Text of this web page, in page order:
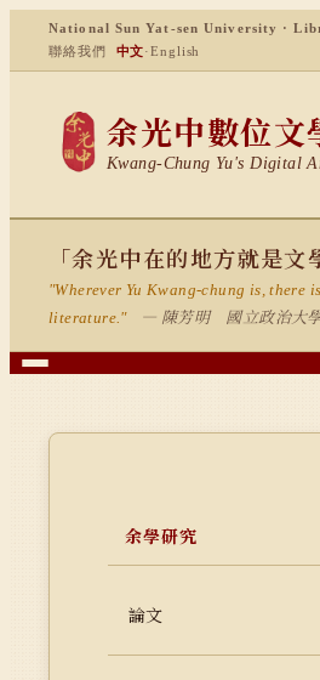
National Sun Yat-sen University ·
聯絡我們
中文·English
余光中數位文
Kwang-Chung Yu's Digital
「余光中在的地方就是文
"Wherever Yu Kwang-chung is, there
literature."
— 陳芳明 國立政治大
余學研究
論文